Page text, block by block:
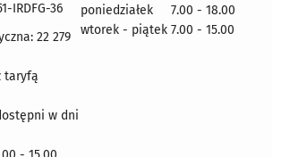
IRDFG-36
22 279
taryfą
w dni
poniedziałek 7.00 - 18.00
wtorek - piątek 7.00 - 15.00